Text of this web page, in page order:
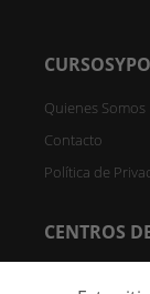
Quienes Somos
Contacto
Política de
CENTROS